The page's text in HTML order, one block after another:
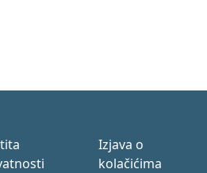
Izjava o
kolačićima